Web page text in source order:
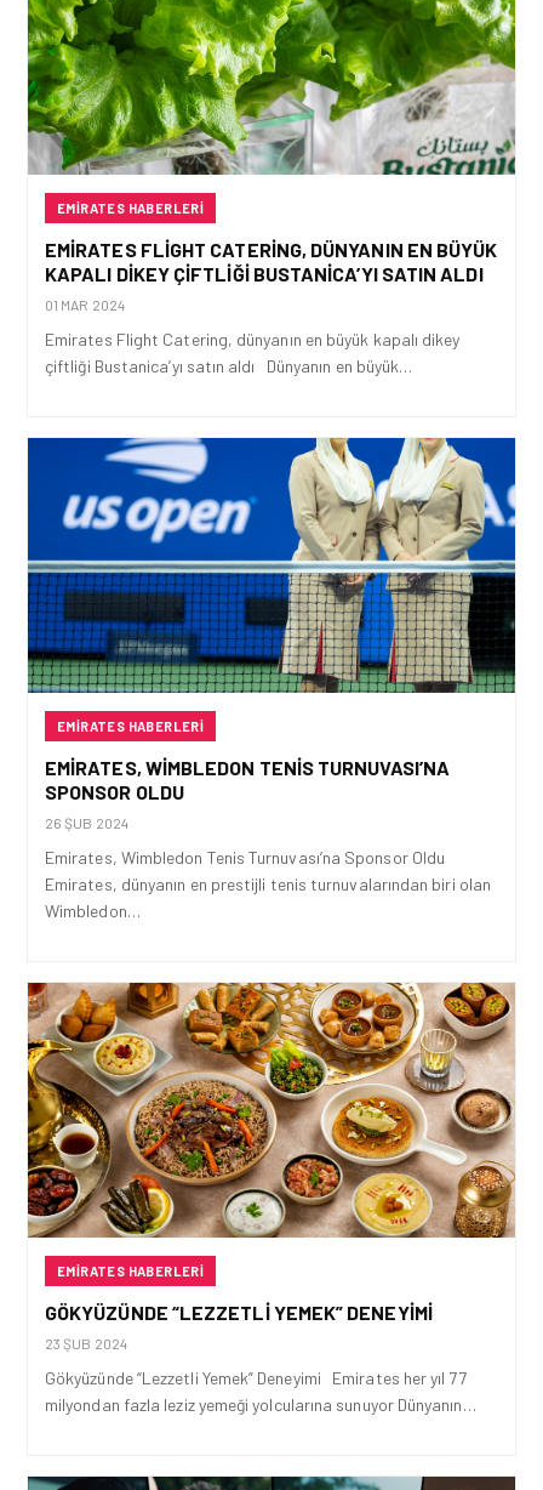
EMIRATES HABERLERI
EMIRATES FLIGHT CATERING, DÜNYANIN EN BÜYÜK
KAPALI DIKEY ÇIFTLIĞI BUSTANICA’YI SATIN ALDI
01 MAR 2024
Emirates Flight Catering, dünyanın en büyük kapalı dikey
çiftliği Bustanica’yı satın aldı Dünyanın en büyük…
EMIRATES HABERLERI
EMIRATES, WIMBLEDON TENIS TURNUVASI’NA
SPONSOR OLDU
26 ŞUB 2024
Emirates, Wimbledon Tenis Turnuvası’na Sponsor Oldu
Emirates, dünyanın en prestijli tenis turnuvalarından biri olan
Wimbledon…
EMIRATES HABERLERI
GÖKYÜZÜNDE “LEZZETLI YEMEK” DENEYIMI
23 ŞUB 2024
Gökyüzünde “Lezzetli Yemek” Deneyimi Emirates her yıl 77
milyondan fazla leziz yemeği yolcularına sunuyor Dünyanın…